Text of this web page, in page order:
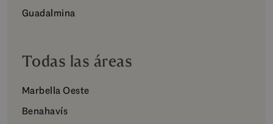
Guadalmina
Todas las áreas
Marbella Oeste
Benahavís